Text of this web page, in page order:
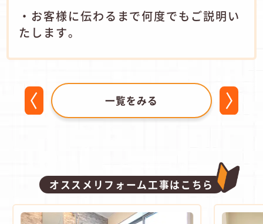
・お客様に伝わるまで何度でもご説明い
たします。
一覧をみる
オススメリフォーム工事はこちら